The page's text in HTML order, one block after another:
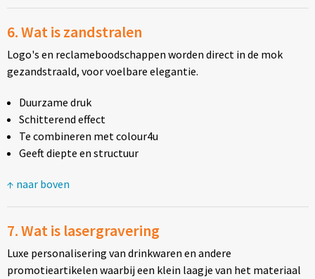
6. Wat is zandstralen
Logo's en reclameboodschappen worden direct in de mok
gezandstraald, voor voelbare elegantie.
Duurzame druk
Schitterend effect
Te combineren met colour4u
Geeft diepte en structuur
↑ naar boven
7. Wat is lasergravering
Luxe personalisering van drinkwaren en andere
promotieartikelen waarbij een klein laagje van het materiaal